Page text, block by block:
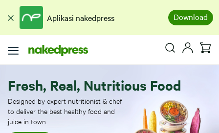
Aplikasi nakedpress Download
Fresh, Real, Nutritious Food
Designed by expert nutritionist & chef
to deliver the best healthy food and
juice in town.